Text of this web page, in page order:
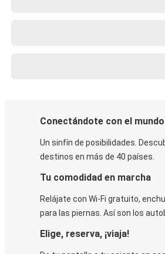
Conectándote con el mundo
Un sinfín de posibilidades.
destinos en más de 40 países.
Tu comodidad en marcha
Relájate con Wi-Fi gratuito,
para las piernas. Así son los
Elige, reserva, ¡viaja!